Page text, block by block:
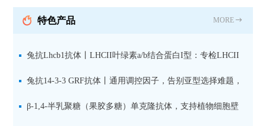
抗 现货
特色产品 MORE
兔抗Lhcb1抗体丨LHCII叶绿素a/b结合蛋白I型：专检LHCII
中含量丰富的捕光蛋白
兔抗14-3-3 GRF抗体丨通用调控因子，告别亚型选择难题，
全面捕获植物信号转导枢纽蛋白
β-1,4-半乳聚糖（果胶多糖）单克隆抗体，支持植物细胞壁